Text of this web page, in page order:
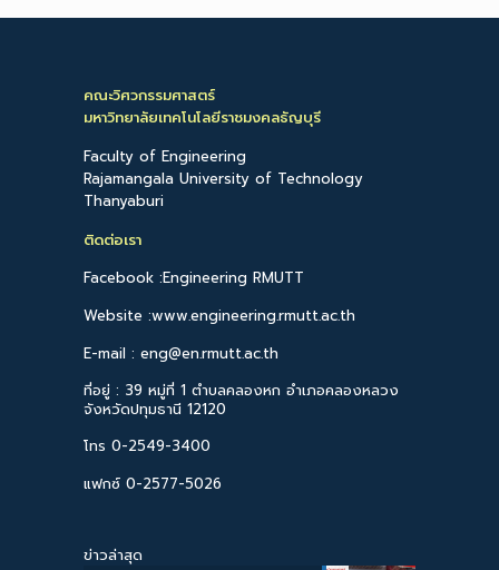
Read more
คณะวิศวกรรมศาสตร์
มหาวิทยาลัยเทคโนโลยีราชมงคลธัญบุรี
Faculty of Engineering
Rajamangala University of Technology
Thanyaburi
ติดต่อเรา
Facebook :Engineering RMUTT
Website :www.engineering.rmutt.ac.th
E-mail : eng@en.rmutt.ac.th
ที่อยู่ : 39 หมู่ที่ 1 ตำบลคลองหก อำเภอคลองหลวง
จังหวัดปทุมธานี 12120
โทร 0-2549-3400
แฟกซ์ 0-2577-5026
ข่าวล่าสุด